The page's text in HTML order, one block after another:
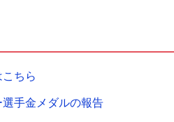
ちら
手金メダルの報告